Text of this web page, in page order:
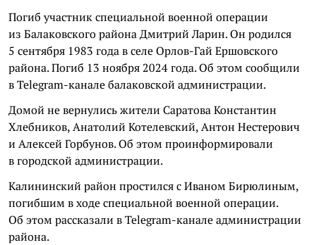
Погиб участник специальной военной операции
из Балаковского района Дмитрий Ларин. Он родился
5 сентября 1983 года в селе Орлов-Гай Ершовского
района. Погиб 13 ноября 2024 года. Об этом сообщили
в Telegram-канале балаковской администрации.
Домой не вернулись жители Саратова Константин
Хлебников, Анатолий Котелевский, Антон Нестерович
и Алексей Горбунов. Об этом проинформировали
в городской администрации.
Калининский район простился с Иваном Бирюлиным,
погибшим в ходе специальной военной операции.
Об этом рассказали в Telegram-канале администрации
района.